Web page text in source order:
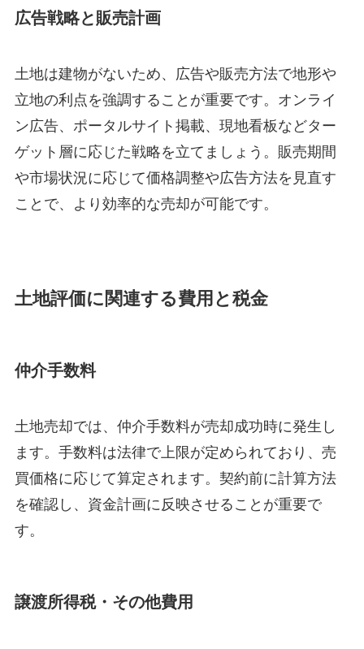
広告戦略と販売計画
土地は建物がないため、広告や販売方法で地形や
立地の利点を強調することが重要です。オンライ
ン広告、ポータルサイト掲載、現地看板などター
ゲット層に応じた戦略を立てましょう。販売期間
や市場状況に応じて価格調整や広告方法を見直す
ことで、より効率的な売却が可能です。
土地評価に関連する費用と税金
仲介手数料
土地売却では、仲介手数料が売却成功時に発生し
ます。手数料は法律で上限が定められており、売
買価格に応じて算定されます。契約前に計算方法
を確認し、資金計画に反映させることが重要で
す。
譲渡所得税・その他費用